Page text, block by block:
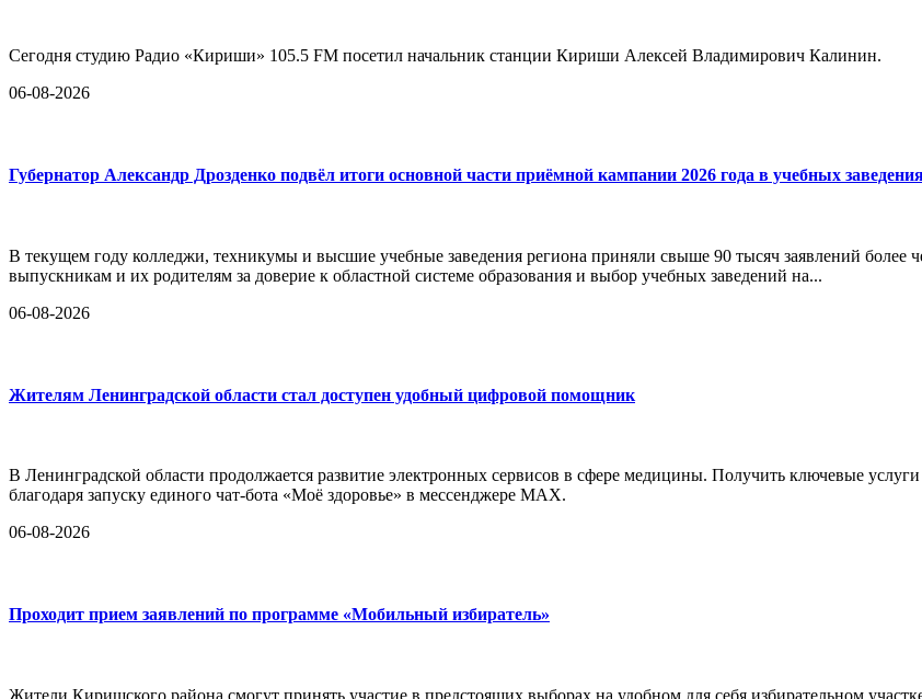
Сегодня студию Радио «Кириши» 105.5 FM посетил начальник станции Кириши Алексей Владимирович Калинин.
06-08-2026
Губернатор Александр Дрозденко подвёл итоги основной части приёмной кампании 2026 года в учебных
В текущем году колледжи, техникумы и высшие учебные заведения региона приняли свыше 90 тысяч заявлений более
выпускникам и их родителям за доверие к областной системе образования и выбор учебных заведений на...
06-08-2026
Жителям Ленинградской области стал доступен удобный цифровой помощник
В Ленинградской области продолжается развитие электронных сервисов в сфере медицины. Получить ключевые
благодаря запуску единого чат-бота «Моё здоровье» в мессенджере MAX.
06-08-2026
Проходит прием заявлений по программе «Мобильный избиратель»
Жители Киришского района смогут принять участие в предстоящих выборах на удобном для себя избирательном